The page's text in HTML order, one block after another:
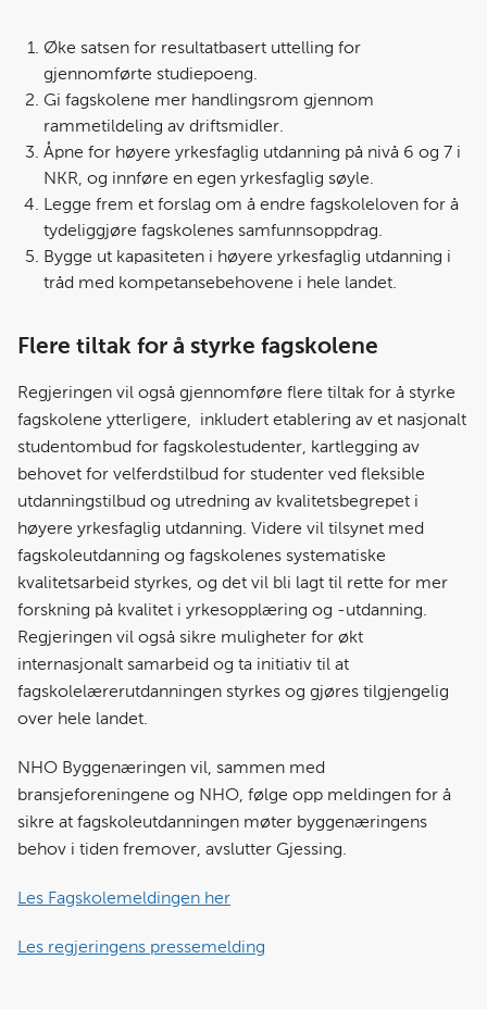
Øke satsen for resultatbasert uttelling for
gjennomførte studiepoeng.
Gi fagskolene mer handlingsrom gjennom
rammetildeling av driftsmidler.
Åpne for høyere yrkesfaglig utdanning på nivå 6 og 7 i
NKR, og innføre en egen yrkesfaglig søyle.
Legge frem et forslag om å endre fagskoleloven for å
tydeliggjøre fagskolenes samfunnsoppdrag.
Bygge ut kapasiteten i høyere yrkesfaglig utdanning i
tråd med kompetansebehovene i hele landet.
Flere tiltak for å styrke fagskolene
Regjeringen vil også gjennomføre flere tiltak for å styrke
fagskolene ytterligere, inkludert etablering av et nasjonalt
studentombud for fagskolestudenter, kartlegging av
behovet for velferdstilbud for studenter ved fleksible
utdanningstilbud og utredning av kvalitetsbegrepet i
høyere yrkesfaglig utdanning. Videre vil tilsynet med
fagskoleutdanning og fagskolenes systematiske
kvalitetsarbeid styrkes, og det vil bli lagt til rette for mer
forskning på kvalitet i yrkesopplæring og -utdanning.
Regjeringen vil også sikre muligheter for økt
internasjonalt samarbeid og ta initiativ til at
fagskolelærerutdanningen styrkes og gjøres tilgjengelig
over hele landet.
NHO Byggenæringen vil, sammen med
bransjeforeningene og NHO, følge opp meldingen for å
sikre at fagskoleutdanningen møter byggenæringens
behov i tiden fremover, avslutter Gjessing.
Les Fagskolemeldingen her
Les regjeringens pressemelding